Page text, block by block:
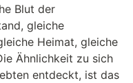
Blut der
gleiche
Heimat, gleiche
Ähnlichkeit zu sich
entdeckt, ist das